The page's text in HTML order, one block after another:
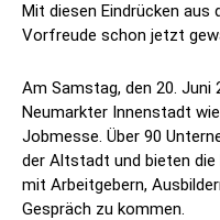
Mit diesen Eindrücken aus
Vorfreude schon jetzt
Am Samstag, den 20. Juni
Neumarkter Innenstadt
Jobmesse. Über 90
der Altstadt und bieten
mit Arbeitgebern,
Gespräch zu kommen.